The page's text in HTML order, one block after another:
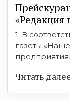
«Редакция
1. В
газеты
Читать далее